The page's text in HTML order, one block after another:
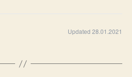
Updated 28.01.2021